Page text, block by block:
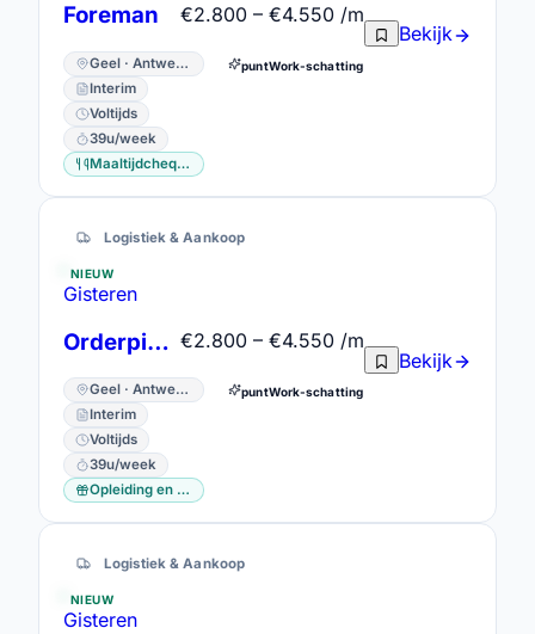
Foreman
Geel · Antwerpen
Interim
Voltijds
39u/week
Maaltijdcheques
€2.800 – €4.550 /m
puntWork-schatting
Bekijk
Logistiek & Aankoop
NIEUW
Gisteren
Orderpicker Kritische Skills - Snelle Opstart
Geel · Antwerpen
Interim
Voltijds
39u/week
Opleiding en vorming
€2.800 – €4.550 /m
puntWork-schatting
Bekijk
Logistiek & Aankoop
NIEUW
Gisteren